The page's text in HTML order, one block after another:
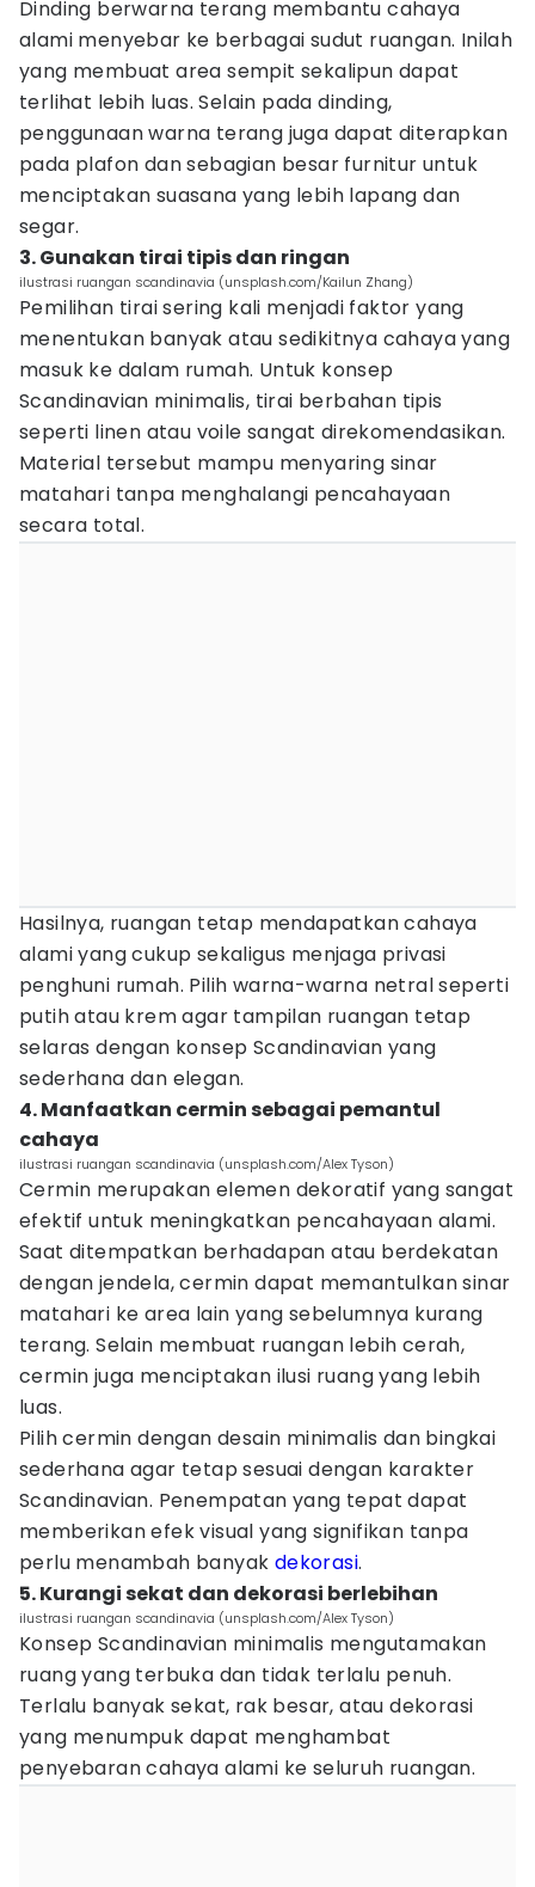
Dinding berwarna terang membantu cahaya
alami menyebar ke berbagai sudut ruangan. Inilah
yang membuat area sempit sekalipun dapat
terlihat lebih luas. Selain pada dinding,
penggunaan warna terang juga dapat diterapkan
pada plafon dan sebagian besar furnitur untuk
menciptakan suasana yang lebih lapang dan
segar.
3. Gunakan tirai tipis dan ringan
ilustrasi ruangan scandinavia (unsplash.com/Kailun Zhang)
Pemilihan tirai sering kali menjadi faktor yang
menentukan banyak atau sedikitnya cahaya yang
masuk ke dalam rumah. Untuk konsep
Scandinavian minimalis, tirai berbahan tipis
seperti linen atau voile sangat direkomendasikan.
Material tersebut mampu menyaring sinar
matahari tanpa menghalangi pencahayaan
secara total.
Hasilnya, ruangan tetap mendapatkan cahaya
alami yang cukup sekaligus menjaga privasi
penghuni rumah. Pilih warna-warna netral seperti
putih atau krem agar tampilan ruangan tetap
selaras dengan konsep Scandinavian yang
sederhana dan elegan.
4. Manfaatkan cermin sebagai pemantul
cahaya
ilustrasi ruangan scandinavia (unsplash.com/Alex Tyson)
Cermin merupakan elemen dekoratif yang sangat
efektif untuk meningkatkan pencahayaan alami.
Saat ditempatkan berhadapan atau berdekatan
dengan jendela, cermin dapat memantulkan sinar
matahari ke area lain yang sebelumnya kurang
terang. Selain membuat ruangan lebih cerah,
cermin juga menciptakan ilusi ruang yang lebih
luas.
Pilih cermin dengan desain minimalis dan bingkai
sederhana agar tetap sesuai dengan karakter
Scandinavian. Penempatan yang tepat dapat
memberikan efek visual yang signifikan tanpa
perlu menambah banyak dekorasi.
5. Kurangi sekat dan dekorasi berlebihan
ilustrasi ruangan scandinavia (unsplash.com/Alex Tyson)
Konsep Scandinavian minimalis mengutamakan
ruang yang terbuka dan tidak terlalu penuh.
Terlalu banyak sekat, rak besar, atau dekorasi
yang menumpuk dapat menghambat
penyebaran cahaya alami ke seluruh ruangan.